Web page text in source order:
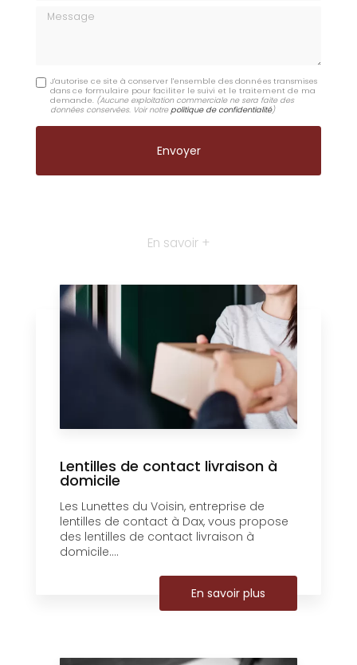
Message
J'autorise ce site à conserver l'ensemble des données transmises
dans ce formulaire pour faciliter le suivi et le traitement de ma
demande. (Aucune exploitation commerciale ne sera faite des
données conservées. Voir notrepolitique de confidentialité)
En savoir +
Lentilles de contact livraison à
domicile
Les Lunettes du Voisin, entreprise de
lentilles de contact à Dax, vous propose
des lentilles de contact livraison à
domicile....
En savoir plus